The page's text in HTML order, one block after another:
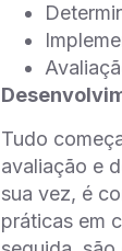
Tudo
avaliação e
sua vez, é
práticas em